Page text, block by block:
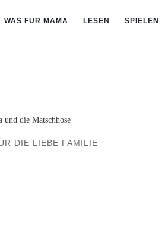
WAS FÜR MAMA LESEN SPIELEN
DIE LIEBE FAMILIE